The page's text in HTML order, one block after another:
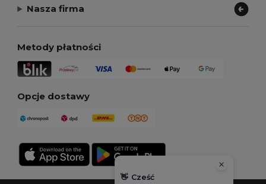
Nasza firma
Metody płatności
Opcje dostawy
👋 Cześć